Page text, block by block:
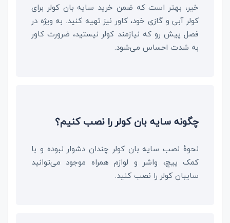
خیر، بهتر است که ضمن خرید سایه بان کولر برای
کولر آبی و گازی خود، کاور نیز تهیه کنید. به ویژه در
فصل پیش رو که نیازمند کولر نیستید، ضرورت کاور
به شدت احساس می‌شود.
چگونه سایه بان کولر را نصب کنیم؟
نحوۀ نصب سایه بان کولر چندان دشوار نبوده و با
کمک پیچ، واشر و لوازم همراه موجود می‌توانید
سایبان کولر را نصب کنید.